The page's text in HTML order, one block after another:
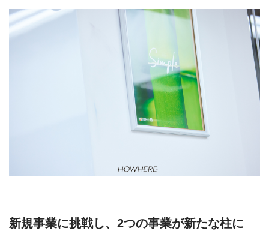
新規事業に挑戦し、2つの事業が新たな柱に